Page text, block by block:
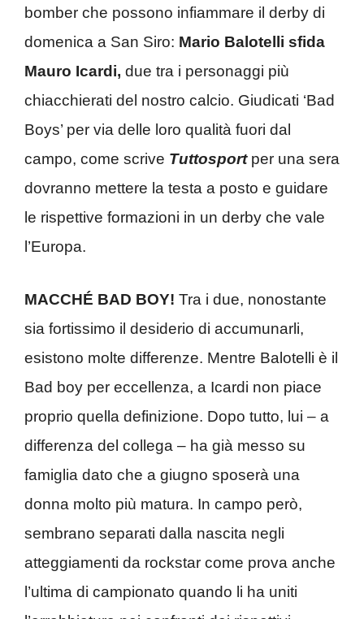
bomber che possono infiammare il derby di
domenica a San Siro: Mario Balotelli sfida
Mauro Icardi, due tra i personaggi più
chiacchierati del nostro calcio. Giudicati ‘Bad
Boys’ per via delle loro qualità fuori dal
campo, come scrive Tuttosport per una sera
dovranno mettere la testa a posto e guidare
le rispettive formazioni in un derby che vale
l’Europa.
MACCHÉ BAD BOY! Tra i due, nonostante
sia fortissimo il desiderio di accumunarli,
esistono molte differenze. Mentre Balotelli è il
Bad boy per eccellenza, a Icardi non piace
proprio quella definizione. Dopo tutto, lui – a
differenza del collega – ha già messo su
famiglia dato che a giugno sposerà una
donna molto più matura. In campo però,
sembrano separati dalla nascita negli
atteggiamenti da rockstar come prova anche
l’ultima di campionato quando li ha uniti